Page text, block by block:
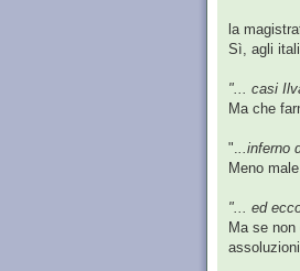
la
Sì, agli
"... casi
Ma che
"...inferno
Meno
"... ed
Ma se